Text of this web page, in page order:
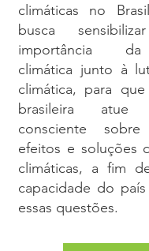
climáticas no
busca
importância
climática junto à
climática, para
brasileira
consciente
efeitos e soluções
climáticas, a fim
capacidade do
essas questões.